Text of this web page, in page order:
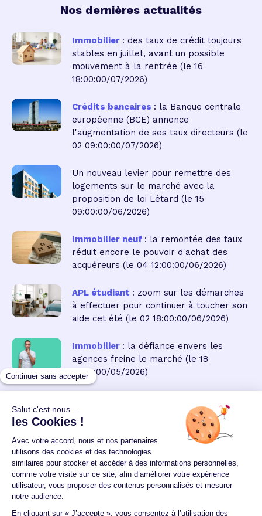
Nos dernières actualités
Immobilier : des taux de crédit toujours
stables en juillet, avant un possible
mouvement à la rentrée (le 16
18:00:00/07/2026)
Crédits bancaires : la Banque centrale
européenne (BCE) annonce
l'augmentation de ses taux directeurs (le
02 09:00:00/07/2026)
Un nouveau levier pour remettre des
logements sur le marché avec la
proposition de loi Létard (le 15
09:00:00/06/2026)
Immobilier neuf : la remontée des taux
réduit encore le pouvoir d'achat des
acquéreurs (le 04 12:00:00/06/2026)
APL étudiant : zoom sur les démarches
à effectuer pour continuer à toucher son
aide cet été (le 02 18:00:00/06/2026)
Immobilier : la défiance envers les
agences freine le marché (le 18
18:00:00/05/2026)
Un crédit vous engage et doit être remboursé.
Vérifiez vos capacités de remboursement avant de
vous engager.
Aucun versement, de quelque nature que ce soit, ne